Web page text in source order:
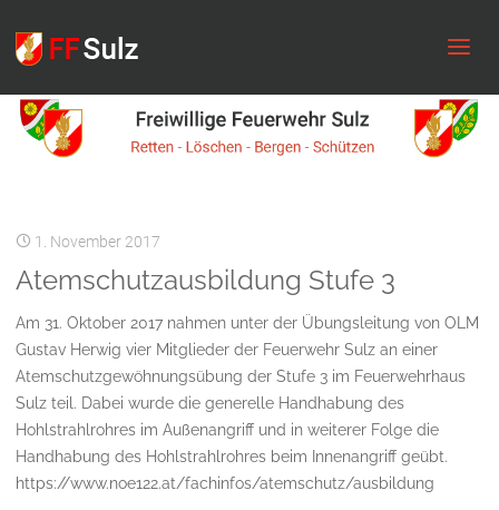
1. November 2017
Atemschutzausbildung Stufe 3
Am 31. Oktober 2017 nahmen unter der Übungsleitung von OLM
Gustav Herwig vier Mitglieder der Feuerwehr Sulz an einer
Atemschutzgewöhnungsübung der Stufe 3 im Feuerwehrhaus
Sulz teil. Dabei wurde die generelle Handhabung des
Hohlstrahlrohres im Außenangriff und in weiterer Folge die
Handhabung des Hohlstrahlrohres beim Innenangriff geübt.
https://www.noe122.at/fachinfos/atemschutz/ausbildung